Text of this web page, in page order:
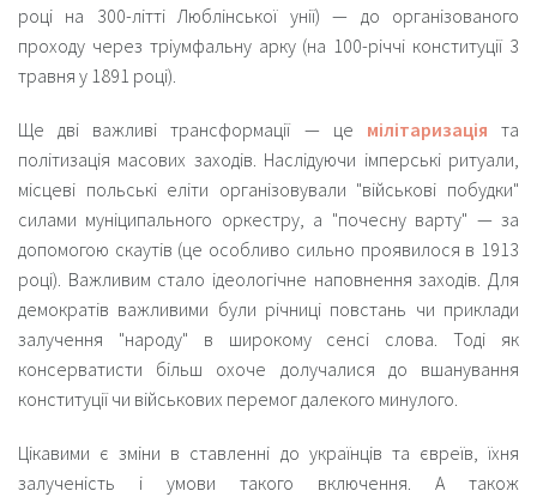
році на 300-літті Люблінської унії) — до організованого
проходу через тріумфальну арку (на 100-річчі конституції 3
травня у 1891 році).
Ще дві важливі трансформації — це мілітаризаціята
політизація масових заходів. Наслідуючи імперські ритуали,
місцеві польські еліти організовували "військові побудки"
силами муніципального оркестру, а "почесну варту" — за
допомогою скаутів (це особливо сильно проявилося в 1913
році). Важливим стало ідеологічне наповнення заходів. Для
демократів важливими були річниці повстань чи приклади
залучення "народу" в широкому сенсі слова. Тоді як
консерватисти більш охоче долучалися до вшанування
конституції чи військових перемог далекого минулого.
Цікавими є зміни в ставленні до українців та євреїв, їхня
залученість і умови такого включення. А також